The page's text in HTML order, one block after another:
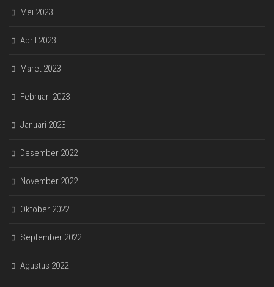
Mei 2023
April 2023
Maret 2023
Februari 2023
Januari 2023
Desember 2022
November 2022
Oktober 2022
September 2022
Agustus 2022